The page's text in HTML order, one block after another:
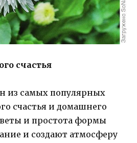
счастья
из самых популярных
счастья и домашнего
и простота формы
и создают атмосферу